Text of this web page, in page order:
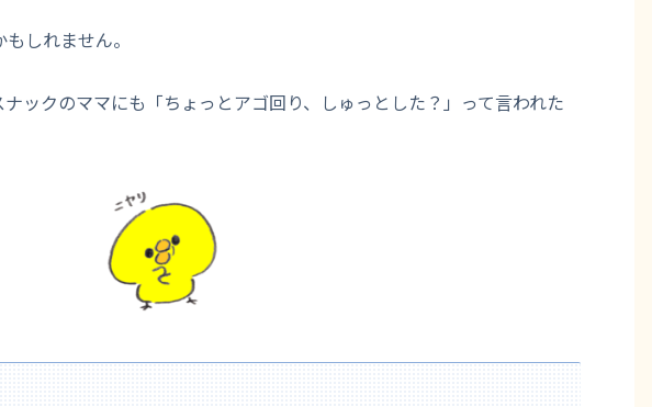
しれません。
ックのママにも「ちょっとアゴ回り、しゅっとした？」って言われた